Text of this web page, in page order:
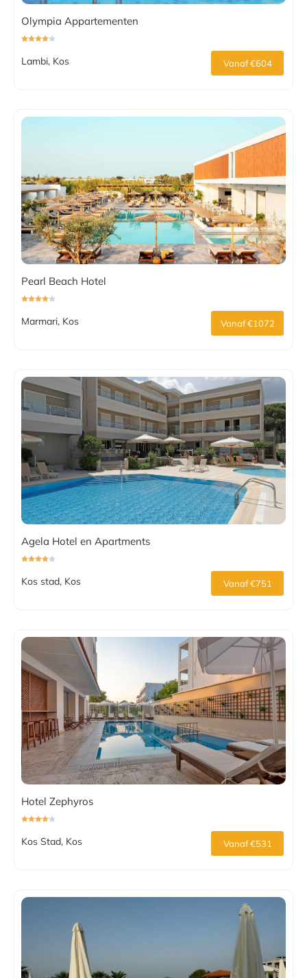
Olympia Appartementen
Lambi, Kos Vanaf €604
Pearl Beach Hotel
Marmari, Kos Vanaf €1072
Agela Hotel en Apartments
Kos stad, Kos Vanaf €751
Hotel Zephyros
Kos Stad, Kos Vanaf €531